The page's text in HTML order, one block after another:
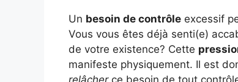
Un besoin de contrôle excessif
Vous vous êtes déjà senti(e)
de votre existence? Cette
manifeste physiquement. Il est
relâcherce besoin de tout